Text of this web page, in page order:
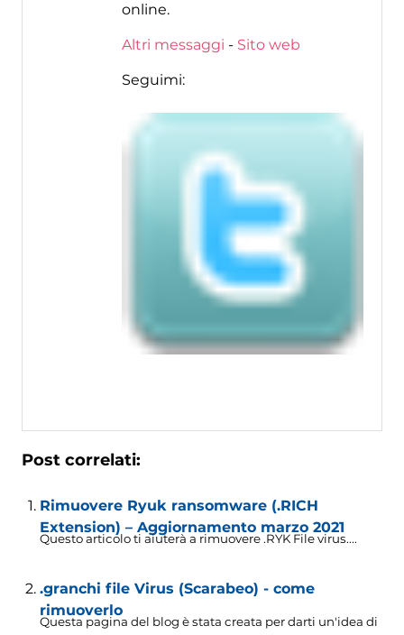
online.
Altri messaggi - Sito web
Seguimi:
Post correlati:
Rimuovere Ryuk ransomware (.RICH
Extension) – Aggiornamento marzo 2021
Questo articolo ti aiuterà a rimuovere .RYK File virus....
.granchi file Virus (Scarabeo) - come
rimuoverlo
Questa pagina del blog è stata creata per darti un'idea di